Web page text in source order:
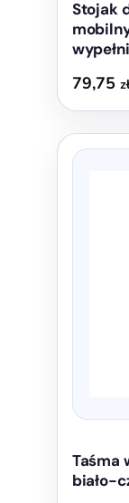
Stojak
79,75
Taśma
biało-